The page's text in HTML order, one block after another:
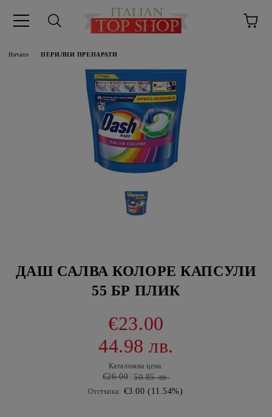
Начало ПЕРИЛНИ ПРЕПАРАТИ
ДАШ САЛВА КОЛОРЕ КАПСУЛИ
55 БР ПЛИК
€23.00
44.98 лв.
Каталожна цена:
€26.00 50.85 лв.
Отстъпка: €3.00 (11.54%)